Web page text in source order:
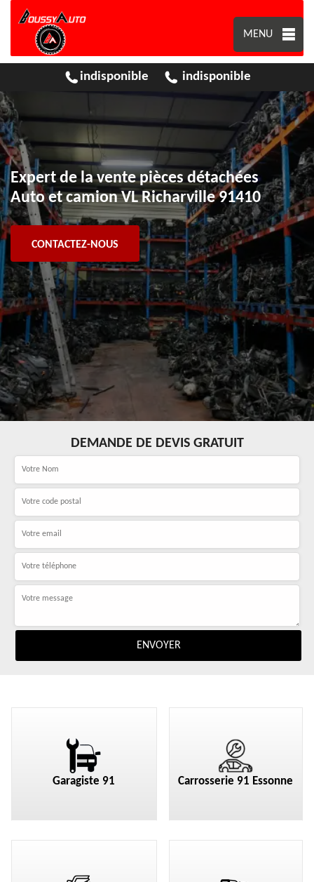
MENU
indisponible indisponible
Expert de la vente pièces détachées
Auto et camion VL Richarville 91410
CONTACTEZ-NOUS
DEMANDE DE DEVIS GRATUIT
Garagiste 91 Carrosserie 91 Essonne